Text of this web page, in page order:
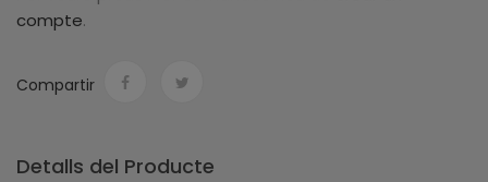
compte.
Compartir
Detalls del Producte